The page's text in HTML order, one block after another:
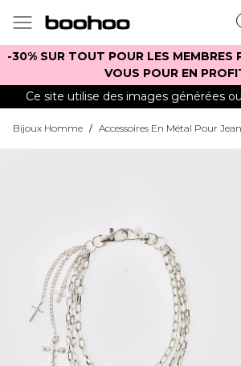
-30% SUR TOUT POUR LES MEMBRES
VOUS POUR EN
Ce site utilise des images générées
Bijoux Homme / Accessoires En Métal Pour